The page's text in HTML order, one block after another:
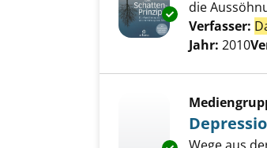
Exemplar-
die
Verfasser:
Jahr: 2010